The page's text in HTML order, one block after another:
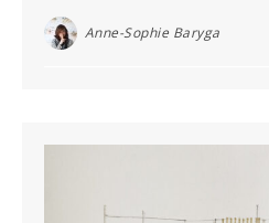
Anne-Sophie Baryga